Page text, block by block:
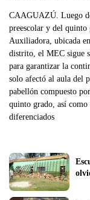
CAAGUAZÚ. Luego
preescolar y del quinto
Auxiliadora, ubicada
distrito, el MEC sigue
para garantizar la
solo afectó al aula del
pabellón compuesto
quinto grado, así
diferenciados